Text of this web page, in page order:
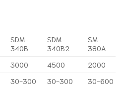
SDM-
340B
SDM-
340B2
SM-
380A
3000 4500
2000
30-300 30-300
30-600